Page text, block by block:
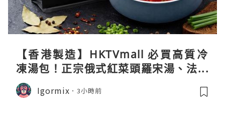
【香港製造】HKTVmall 必買高質冷
凍湯包！正宗俄式紅菜頭羅宋湯、法式
龍蝦濃湯與生酮膠原蛋白骨頭湯全攻略
Igormix 3小時前